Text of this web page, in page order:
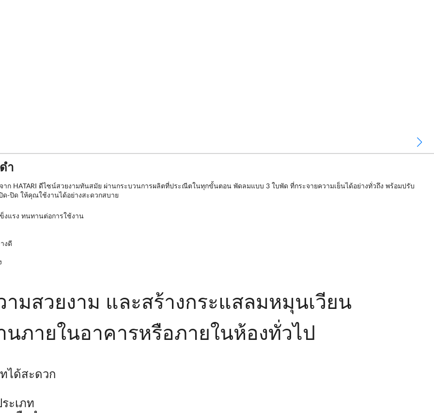
ำ
HATARI ดีไซน์สวยงามทันสมัย ผ่านกระบวนการผลิตที่ประณีตในทุกขั้นตอน พัดลมแบบ 3 ใบพัด ที่กระจายความเย็นได้อย่างทั่วถึง พร้อมปรับ
ด-ปิด ให้คุณใช้งานได้อย่างสะดวกสบาย
งแรง ทนทานต่อการใช้งาน
งดี
มสวยงาม และสร้างกระแสลมหมุนเวียน
ภายในอาคารหรือภายในห้องทั่วไป
ได้สะดวก
ะเภท